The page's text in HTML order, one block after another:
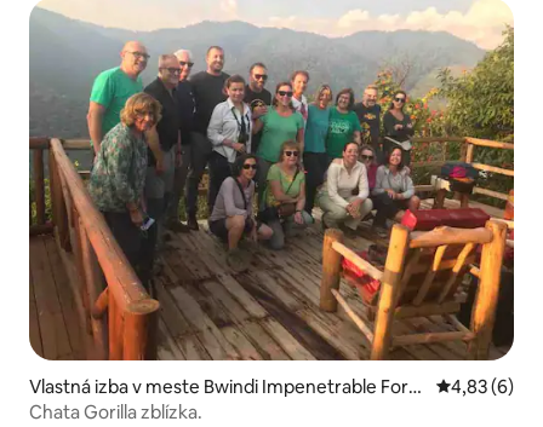
Vlastná izba v meste Bwindi Impenetrable Fore
st
Priemerné
4,83 (6)
Chata Gorilla zblízka.